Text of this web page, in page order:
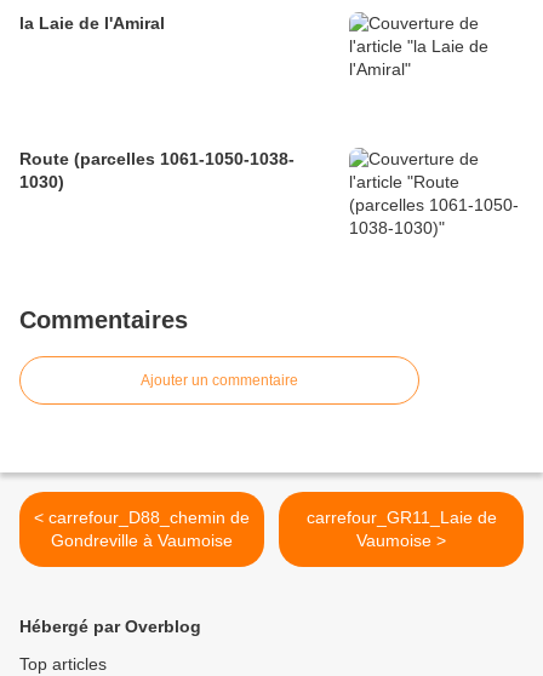
la Laie de l'Amiral
Route (parcelles 1061-1050-1038-
1030)
Commentaires
Ajouter un commentaire
< carrefour_D88_chemin de
Gondreville à Vaumoise
carrefour_GR11_Laie de
Vaumoise >
Hébergé par Overblog
Top articles